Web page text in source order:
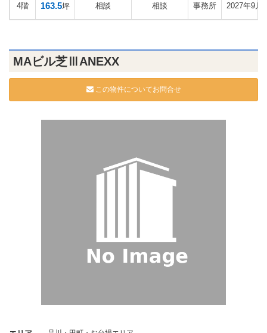
4階 163.5坪 相談 相談 事務所 2027年9月
MAビル芝ⅢANEXX
この物件についてお問合せ